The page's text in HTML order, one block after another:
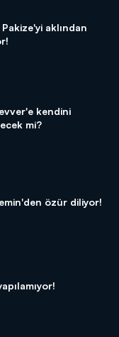
aklından
kendini
mi?
özür diliyor!